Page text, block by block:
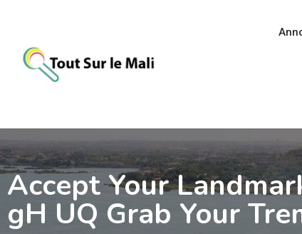
contenu
Accept Your
gH UQ Grab Your